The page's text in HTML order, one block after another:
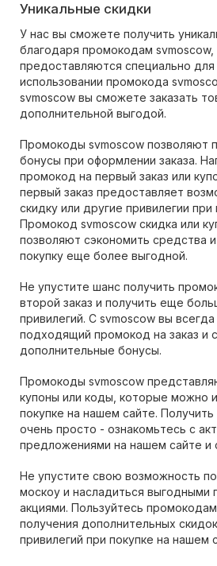
Уникальные скидки
У нас вы сможете получить
благодаря промокодам
предоставляются специально для
использовании промокода
svmoscow вы сможете заказать
дополнительной выгодой.
Промокоды svmoscow позволяют
бонусы при оформлении заказа.
промокод на первый заказ или
первый заказ предоставляет
скидку или другие привилегии при
Промокод svmoscow скидка или
позволяют сэкономить средства
покупку еще более выгодной.
Не упустите шанс получить
второй заказ и получить еще
привилегий. С svmoscow вы
подходящий промокод на заказ и
дополнительные бонусы.
Промокоды svmoscow
купоны или коды, которые можно
покупке на нашем сайте.
очень просто - ознакомьтесь с
предложениями на нашем сайте и
Не упустите свою возможность
москоу и насладиться выгодными
акциями. Пользуйтесь
получения дополнительных
привилегий при покупке на нашем